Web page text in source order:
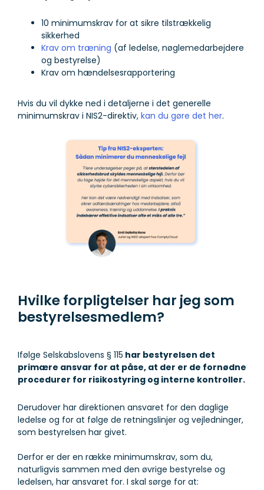
10 minimumskrav for at sikre tilstrækkelig
sikkerhed
Krav om træning (af ledelse, nøglemedarbejdere
og bestyrelse)
Krav om hændelsesrapportering
Hvis du vil dykke ned i detaljerne i det generelle
minimumskrav i NIS2-direktiv, kan du gøre det her.
Hvilke forpligtelser har jeg som
bestyrelsesmedlem?
Ifølge Selskabslovens § 115 har bestyrelsen det
primære ansvar for at påse, at der er de fornødne
procedurer for risikostyring og interne kontroller.
Derudover har direktionen ansvaret for den daglige
ledelse og for at følge de retningslinjer og vejledninger,
som bestyrelsen har givet.
Derfor er der en række minimumskrav, som du,
naturligvis sammen med den øvrige bestyrelse og
ledelsen, har ansvaret for. I skal sørge for at: